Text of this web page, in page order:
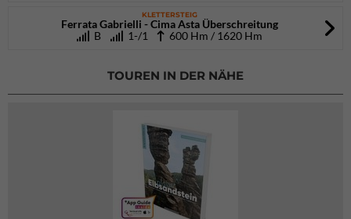
KLETTERSTEIG
Ferrata Gabrielli - Cima Asta Überschreitung
B
1-/1 600 Hm / 1620 Hm
TOUREN IN DER NÄHE